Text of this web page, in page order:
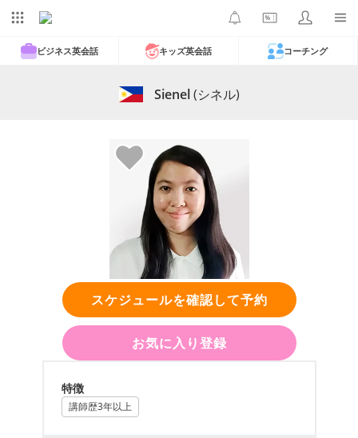
ビジネス英会話 キッズ英会話 コーチング
Sienel(シネル)
スケジュールを確認して予約
お気に入り登録
特徴
講師歴3年以上